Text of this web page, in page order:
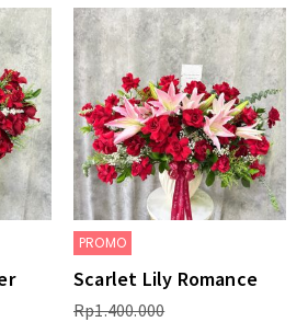
PROMO
Scarlet Lily Romance
Rp1.400.000